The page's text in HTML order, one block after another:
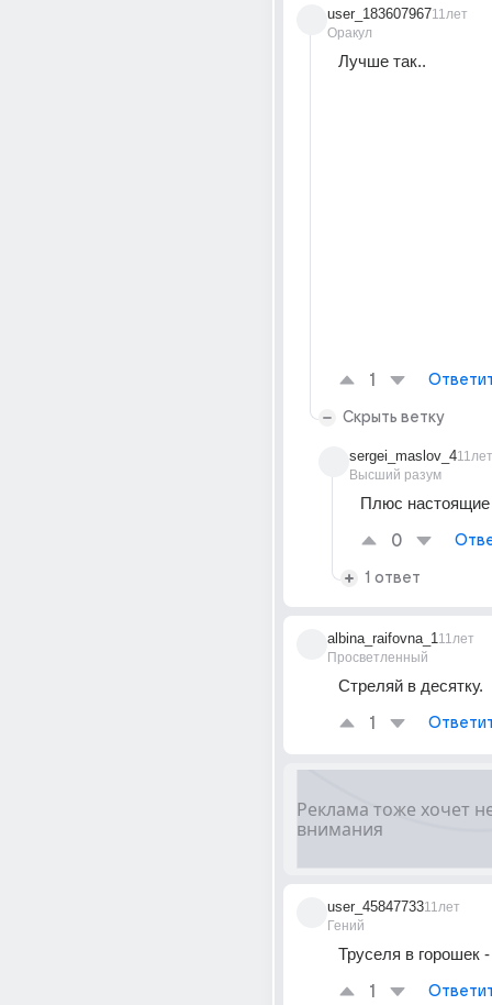
user_183607967
Оракул
11лет
Лучше так..
1
Скрыть ветку
sergei_maslov_4
Высший разум
11лет
Плюс настоящие
0
1 ответ
albina_raifovna_1
Просветленный
11лет
Стреляй в десятку.
1
user_45847733
Гений
11лет
Труселя в горошек
1